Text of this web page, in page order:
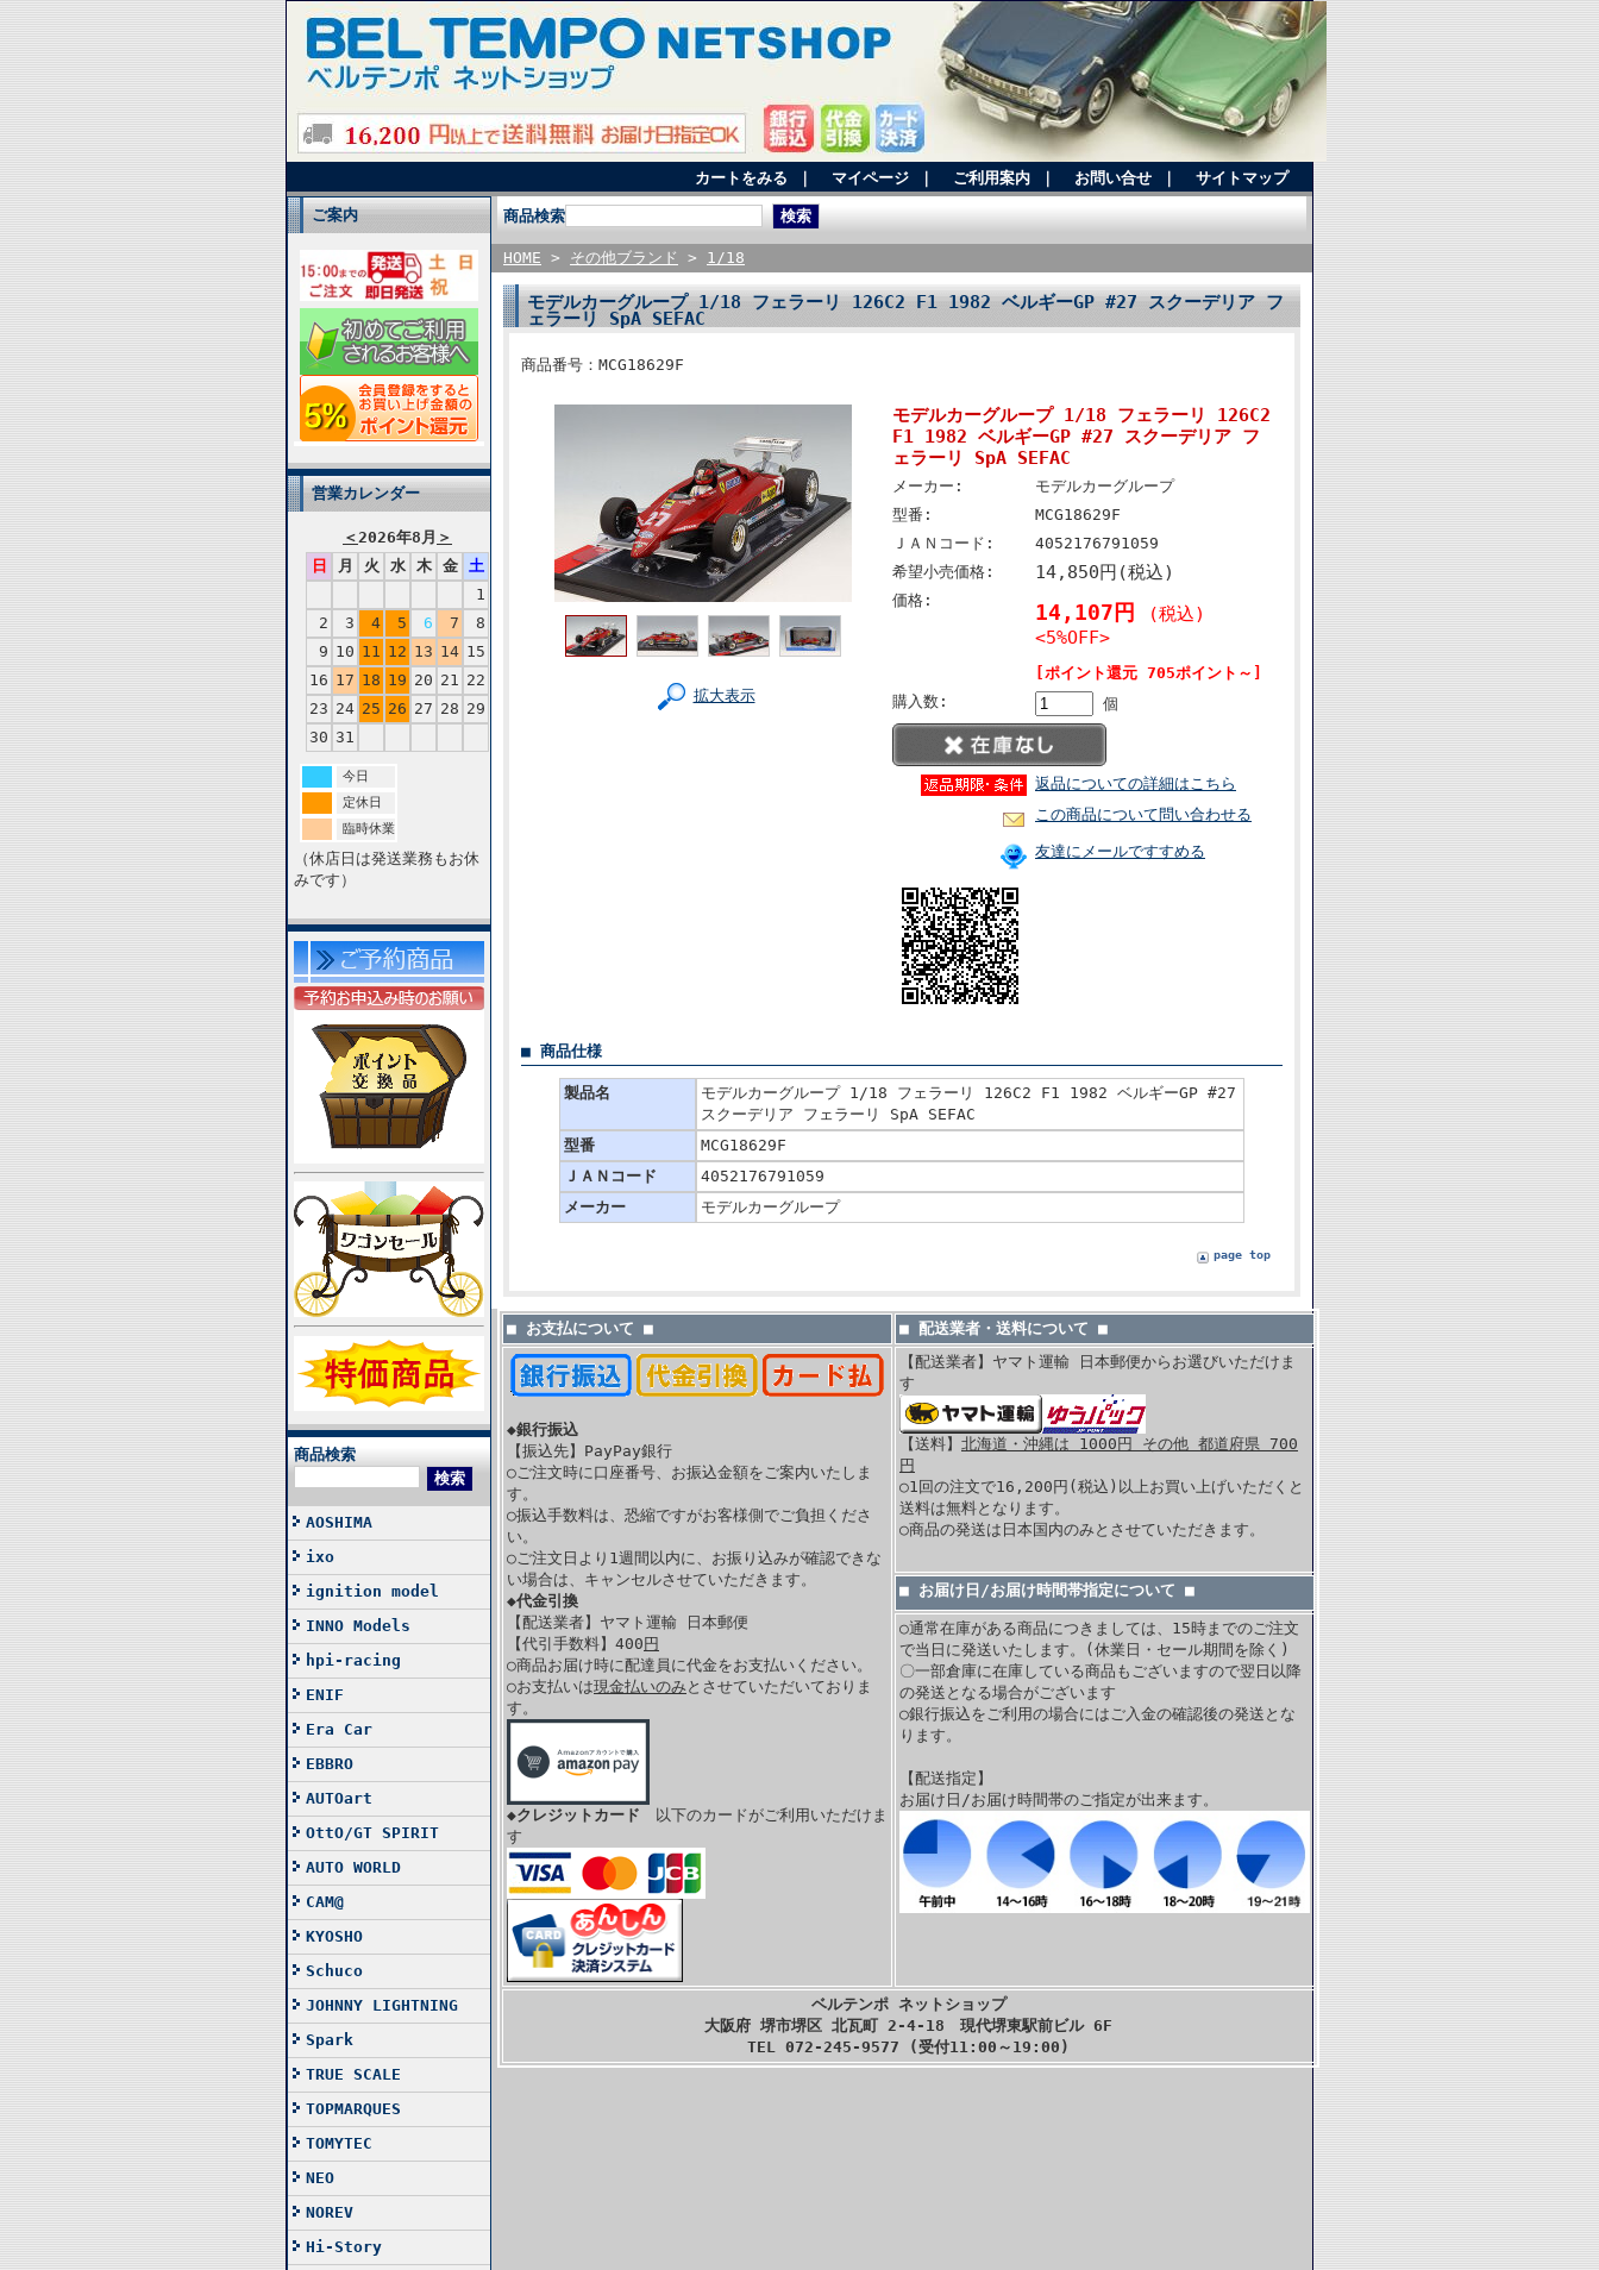
カートをみる マイページ ご利用案内 お問い合せ サイトマップ
ご案内
営業カレンダー
＜2026年8月 ＞
日
月 火 水 木 金
土
1
2
3 4 5 6 7
8
9 10 11 12 13 14 15
16 17 18 19 20 21 22
23 24 25 26 27 28 29
30 31
今日
定休日
臨時休業
（休店日は発送業務もお休
みです）
商品検索
AOSHIMA
ixo
ignition model
INNO Models
hpi-racing
ENIF
Era Car
EBBRO
AUTOart
OttO/GT SPIRIT
AUTO WORLD
CAM@
KYOSHO
Schuco
JOHNNY LIGHTNING
Spark
TRUE SCALE
TOPMARQUES
TOMYTEC
NEO
NOREV
Hi-Story
商品検索
HOME > その他ブランド > 1/18
モデルカーグループ 1/18 フェラーリ 126C2 F1 1982 ベルギーGP #27 スクーデリア フ
ェラーリ SpA SEFAC
商品番号：MCG18629F
拡大表示
モデルカーグループ 1/18 フェラーリ 126C2
F1 1982 ベルギーGP #27 スクーデリア フ
ェラーリ SpA SEFAC
メーカー:
モデルカーグループ
型番:
MCG18629F
ＪＡＮコード:
4052176791059
希望小売価格:
14,850円(税込)
価格: 14,107円
(税込)
<5%OFF>
[ポイント還元 705ポイント～]
購入数:
個
返品についての詳細はこちら
この商品について問い合わせる
友達にメールですすめる
■ 商品仕様
製品名
モデルカーグループ 1/18 フェラーリ 126C2 F1 1982 ベルギーGP #27
スクーデリア フェラーリ SpA SEFAC
型番
MCG18629F
ＪＡＮコード
4052176791059
メーカー
モデルカーグループ
page top
■ お支払について ■ ■ 配送業者・送料について ■
◆銀行振込
【振込先】PayPay銀行
○ご注文時に口座番号、お振込金額をご案内いたしま
す。
○振込手数料は、恐縮ですがお客様側でご負担くださ
い。
○ご注文日より1週間以内に、お振り込みが確認できな
い場合は、キャンセルさせていただきます。
◆代金引換
【配送業者】ヤマト運輸 日本郵便
【代引手数料】400 円
○商品お届け時に配達員に代金をお支払いください。
○お支払いは現金払いのみとさせていただいておりま
す。
◆クレジットカード
以下のカードがご利用いただけま
す
【配送業者】ヤマト運輸 日本郵便からお選びいただけま
す
【送料】 北海道・沖縄は 1000円 その他 都道府県 700
円
○1回の注文で16,200円(税込)以上お買い上げいただくと
送料は無料となります。
○商品の発送は日本国内のみとさせていただきます。
■ お届け日/お届け時間帯指定について ■
○通常在庫がある商品につきましては、15時までのご注文
で当日に発送いたします。(休業日・セール期間を除く)
〇一部倉庫に在庫している商品もございますので翌日以降
の発送となる場合がございます
○銀行振込をご利用の場合にはご入金の確認後の発送とな
ります。
【配送指定】
お届け日/お届け時間帯のご指定が出来ます。
ベルテンポ ネットショップ
大阪府 堺市堺区 北瓦町 2-4-18 現代堺東駅前ビル 6F
TEL 072-245-9577 (受付11:00～19:00)